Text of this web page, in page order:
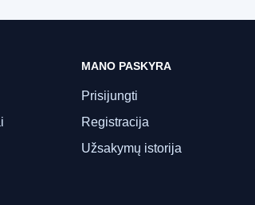
MANO PASKYRA
Prisijungti
Registracija
Užsakymų istorija